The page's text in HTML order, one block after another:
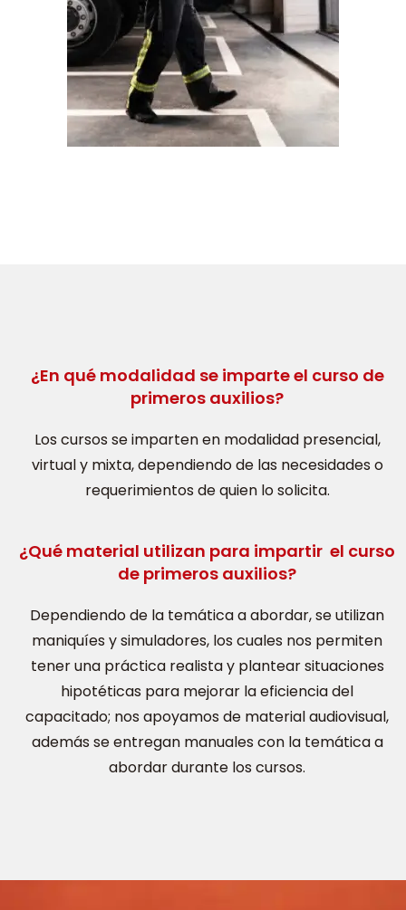
¿En qué modalidad se imparte el curso de
primeros auxilios?
Los cursos se imparten en modalidad presencial,
virtual y mixta, dependiendo de las necesidades o
requerimientos de quien lo solicita.
¿Qué material utilizan para impartir el curso
de primeros auxilios?
Dependiendo de la temática a abordar, se utilizan
maniquíes y simuladores, los cuales nos permiten
tener una práctica realista y plantear situaciones
hipotéticas para mejorar la eficiencia del
capacitado; nos apoyamos de material audiovisual,
además se entregan manuales con la temática a
abordar durante los cursos.